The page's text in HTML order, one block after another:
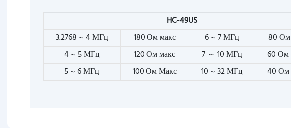
HC-49US
3.2768 ~ 4 МГц
180 Ом макс 6 ~ 7 МГц
80 Ом
4 ~ 5 МГц
120 Ом макс 7 ～ 10 МГц
60 Ом
5 ~ 6 МГц
100 Ом Макс 10 ~ 32 МГц 40 Ом